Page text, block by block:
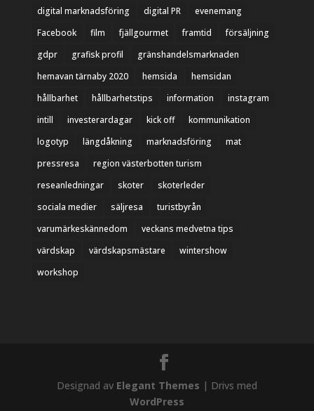
digital marknadsföring
digital PR
evenemang
Facebook
film fjällgourmet framtid
försäljning
gdpr
grafisk profil
gränshandelsmarknaden
hemavan tärnaby 2020
hemsida
hemsidan
hållbarhet
hållbarhetstips information
instagram
intill
investerardagar kick off
kommunikation
logotyp
längdåkning marknadsföring
mat
pressresa
region västerbotten turism
reseanledningar
skoter
skoterleder
sociala medier
säljresa
turistbyrån
varumärkeskännedom
veckans medvetna tips
värdskap
värdskapsmästare
wintershow
workshop
Designad av Elegant Themes | Drivs med
WordPress